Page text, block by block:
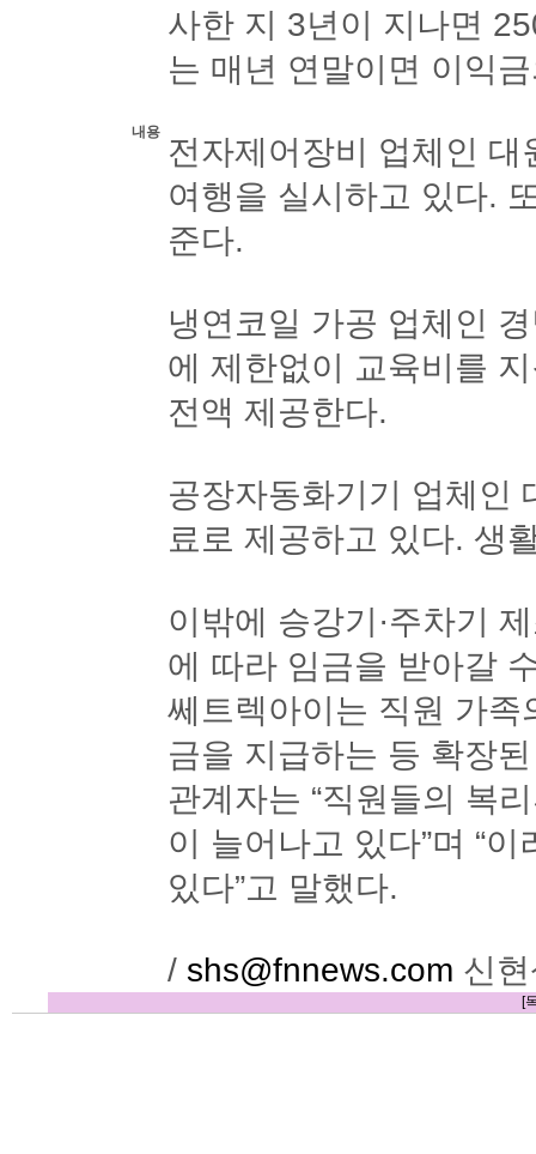
내용
사한 지 3년이 지나면
는 매년 연말이면 이익
전자제어장비 업체인
여행을 실시하고 있다.
준다.
냉연코일 가공 업체인
에 제한없이 교육비를
전액 제공한다.
공장자동화기기 업체인
료로 제공하고 있다. 생
이밖에 승강기·주차기
에 따라 임금을 받아갈
쎄트렉아이는 직원 가
금을 지급하는 등 확장
관계자는 “직원들의 복
이 늘어나고 있다”며 “
있다”고 말했다.
/ shs@fnnews.com 신
[